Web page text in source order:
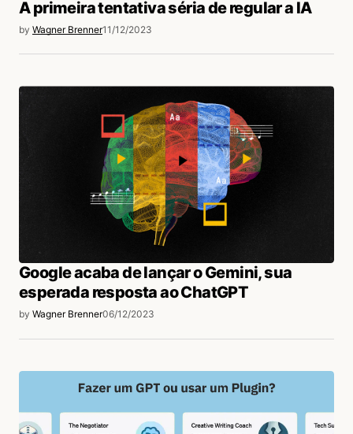
A primeira tentativa séria de regular a IA
by Wagner Brenner11/12/2023
Google acaba de lançar o Gemini, sua
esperada resposta ao ChatGPT
by Wagner Brenner06/12/2023